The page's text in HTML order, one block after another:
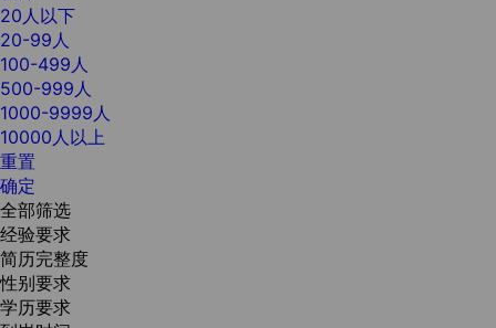
20人以下
20-99人
100-499人
500-999人
1000-9999人
10000人以上
重置
确定
全部筛选
经验要求
简历完整度
性别要求
学历要求